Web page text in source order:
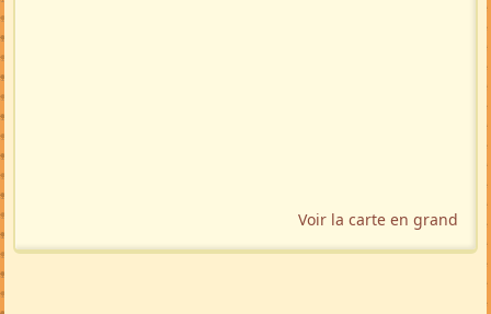
Voir la carte en grand